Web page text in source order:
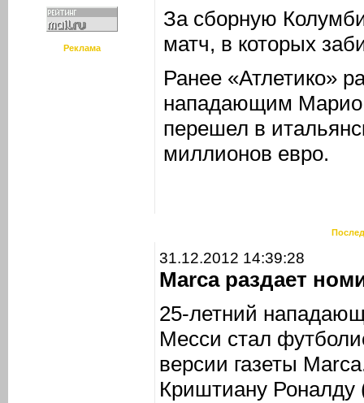
Реклама
За сборную
матч, в которых
Ранее «Атлетико»
нападающим Марио
перешел в
миллионов евро.
31.12.2012 14:39:28
Marca раздает
25-летний
Месси стал
версии газеты
Криштиану